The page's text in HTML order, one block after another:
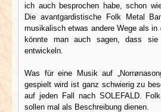
ich auch besprochen habe, schon
Die avantgardistische Folk Metal
musikalisch etwas andere Wege als in
könnte man auch sagen, dass
entwickeln.
Was für eine Musik auf
gespielt wird ist ganz schwierig zu
auf jeden Fall nach SOLEFALD.
sollen mal als Beschreibung dienen.